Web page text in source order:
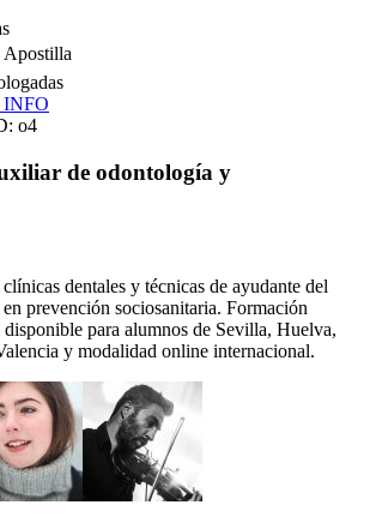
Apostilla
o4
de odontología y
dentales y técnicas de ayudante del
prevención sociosanitaria. Formación
para alumnos de Sevilla, Huelva,
y modalidad online internacional.